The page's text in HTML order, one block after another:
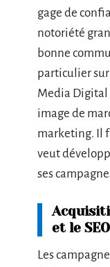
gage de
notoriété
bonne
particulier sur
Media Digital
image de
marketing. Il
veut
ses
et le SEO
Les